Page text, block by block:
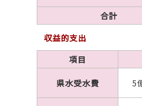
合計
収益的支出
項目
県水受水費
5